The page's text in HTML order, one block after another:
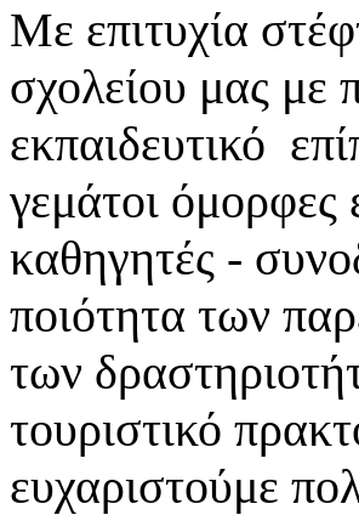
Με επιτυχία
σχολείου μας με
εκπαιδευτικό
γεμάτοι όμορφες
καθηγητές -
ποιότητα των
των
τουριστικό
ευχαριστούμε